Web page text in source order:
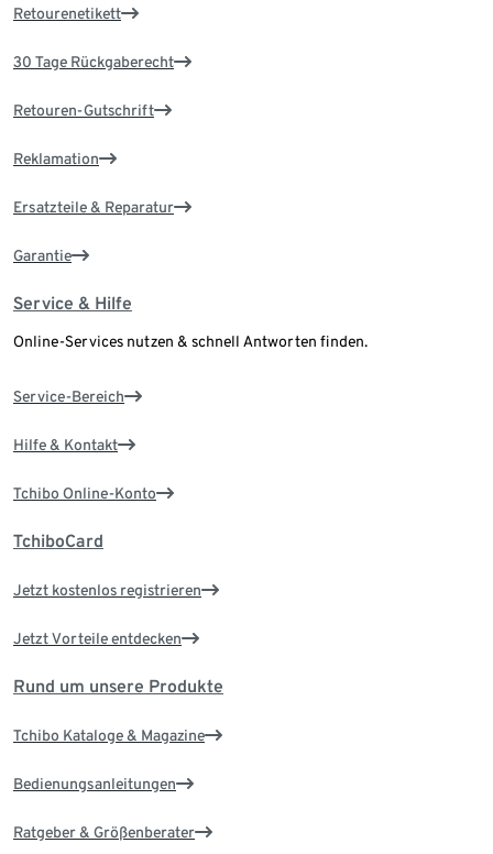
Retourenetikett
30 Tage Rückgaberecht
Retouren-Gutschrift
Reklamation
Ersatzteile & Reparatur
Garantie
Service & Hilfe
Online-Services nutzen & schnell Antworten finden.
Service-Bereich
Hilfe & Kontakt
Tchibo Online-Konto
TchiboCard
Jetzt kostenlos registrieren
Jetzt Vorteile entdecken
Rund um unsere Produkte
Tchibo Kataloge & Magazine
Bedienungsanleitungen
Ratgeber & Größenberater